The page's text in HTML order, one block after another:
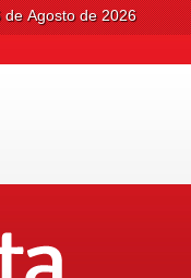
Agosto de 2026